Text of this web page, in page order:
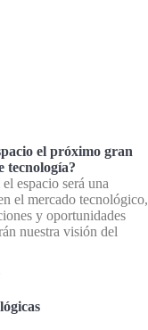
el próximo gran
tecnología?
espacio será una
el mercado tecnológico,
y oportunidades
nuestra visión del